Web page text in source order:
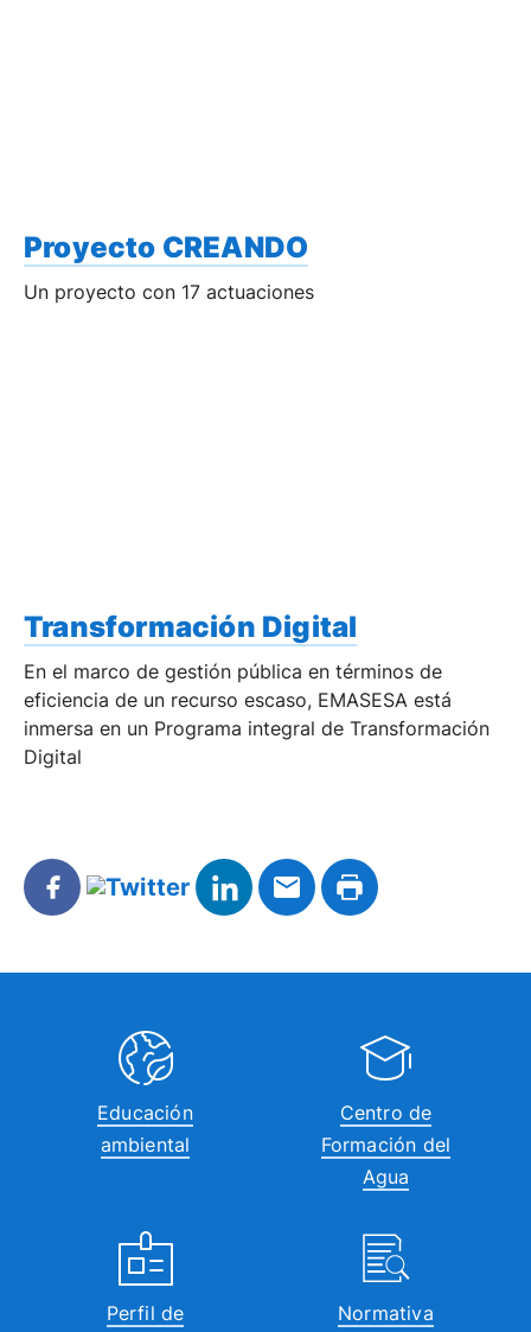
Proyecto CREANDO
Un proyecto con 17 actuaciones
Transformación Digital
En el marco de gestión pública en términos de
eficiencia de un recurso escaso, EMASESA está
inmersa en un Programa integral de Transformación
Digital
Educación
ambiental
Centro de
Formación del
Agua
Perfil de
Normativa